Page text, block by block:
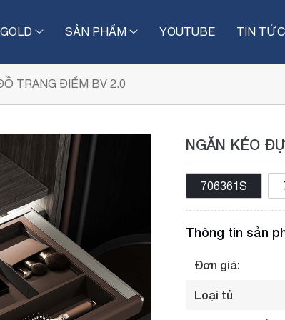
SẢN PHẨM YOUTUBE TIN TỨC
TRANG ĐIỂM BV 2.0
NGĂN KÉO
706361S
Thông tin sản
Đơn giá:
Loại tủ